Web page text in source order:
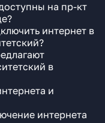
на пр-кт
интернет в
в
и
интернета